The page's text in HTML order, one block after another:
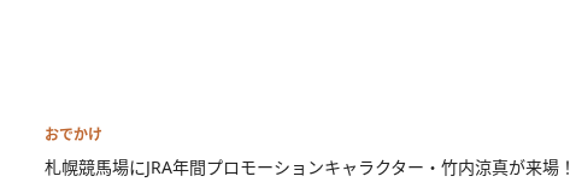
おでかけ
札幌競馬場にJRA年間プロモーションキャラクター・竹内涼真が来場！